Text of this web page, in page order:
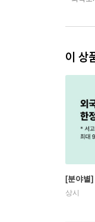
이 상
[분야별
상시